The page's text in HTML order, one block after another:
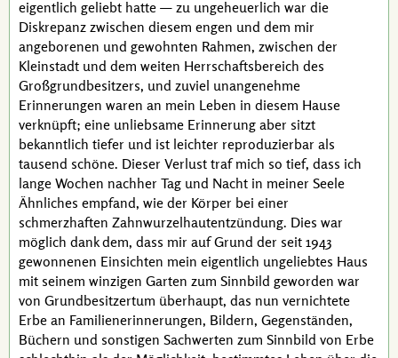
eigentlich geliebt hatte — zu ungeheuerlich war die
Diskrepanz zwischen diesem engen und dem mir
angeborenen und gewohnten Rahmen, zwischen der
Kleinstadt und dem weiten Herrschaftsbereich des
Großgrundbesitzers, und zuviel unangenehme
Erinnerungen waren an mein Leben in diesem Hause
verknüpft; eine unliebsame Erinnerung aber sitzt
bekanntlich tiefer und ist leichter reproduzierbar als
tausend schöne. Dieser Verlust traf mich so tief, dass ich
lange Wochen nachher Tag und Nacht in meiner Seele
Ähnliches empfand, wie der Körper bei einer
schmerzhaften Zahnwurzelhautentzündung. Dies war
möglich dank dem, dass mir auf Grund der seit 1943
gewonnenen Einsichten mein eigentlich ungeliebtes Haus
mit seinem winzigen Garten zum Sinnbild geworden war
von Grundbesitzertum überhaupt, das nun vernichtete
Erbe an Familienerinnerungen, Bildern, Gegenständen,
Büchern und sonstigen Sachwerten zum Sinnbild von Erbe